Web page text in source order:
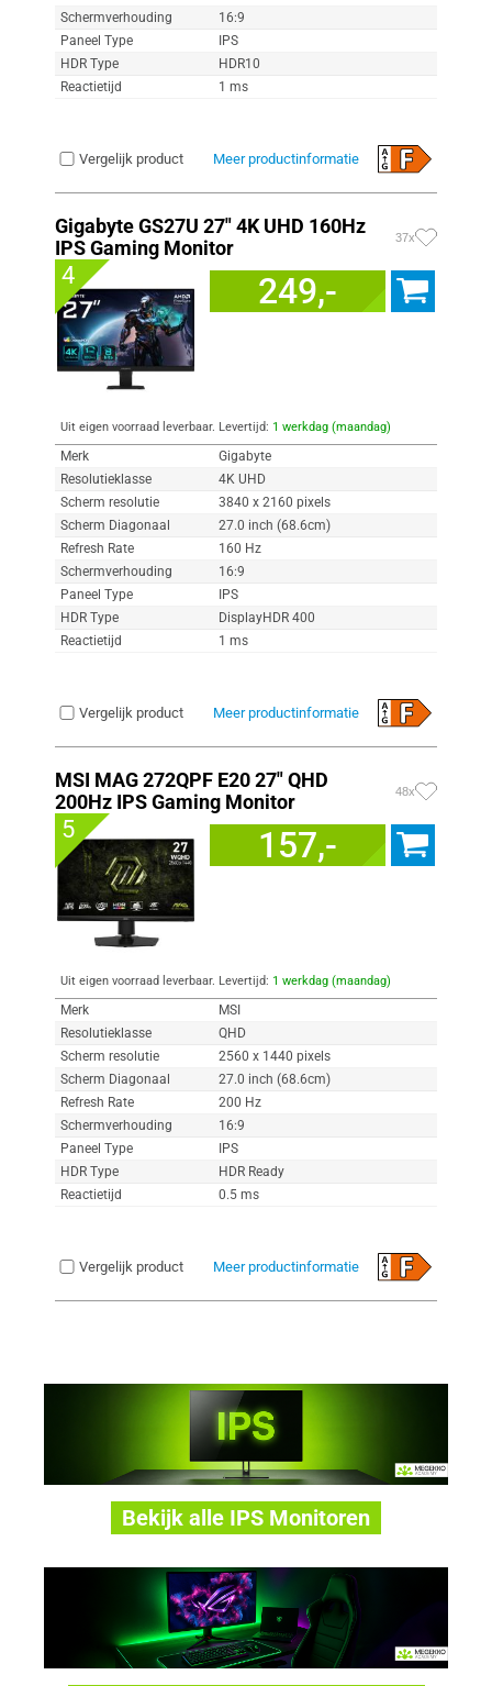
Schermverhouding
16:9
Paneel Type
IPS
HDR Type
HDR10
Reactietijd
1 ms
Vergelijk product Meer productinformatie
Gigabyte GS27U 27" 4K UHD 160Hz
IPS Gaming Monitor
37x
4 249,-
Uit eigen voorraad leverbaar. Levertijd: 1 werkdag (maandag)
Merk
Gigabyte
Resolutieklasse
4K UHD
Scherm resolutie
3840 x 2160 pixels
Scherm Diagonaal
27.0 inch (68.6cm)
Refresh Rate
160 Hz
Schermverhouding
16:9
Paneel Type
IPS
HDR Type
DisplayHDR 400
Reactietijd
1 ms
Vergelijk product Meer productinformatie
MSI MAG 272QPF E20 27" QHD
200Hz IPS Gaming Monitor
48x
5 157,-
Uit eigen voorraad leverbaar. Levertijd: 1 werkdag (maandag)
Merk
MSI
Resolutieklasse
QHD
Scherm resolutie
2560 x 1440 pixels
Scherm Diagonaal
27.0 inch (68.6cm)
Refresh Rate
200 Hz
Schermverhouding
16:9
Paneel Type
IPS
HDR Type
HDR Ready
Reactietijd
0.5 ms
Vergelijk product Meer productinformatie
Bekijk alle IPS Monitoren